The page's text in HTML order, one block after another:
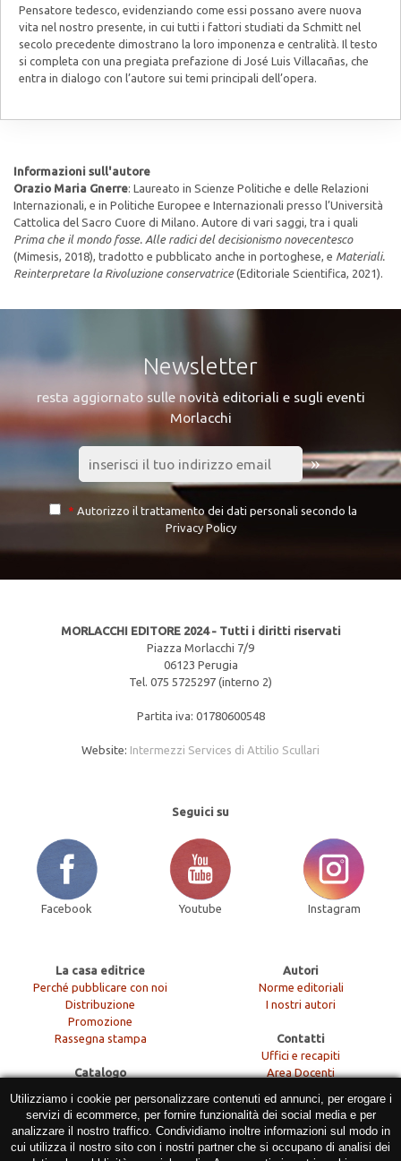
Pensatore tedesco, evidenziando come essi possano avere nuova
vita nel nostro presente, in cui tutti i fattori studiati da Schmitt nel
secolo precedente dimostrano la loro imponenza e centralità. Il testo
si completa con una pregiata prefazione di José Luis Villacañas, che
entra in dialogo con l’autore sui temi principali dell’opera.
Informazioni sull'autore
Orazio Maria Gnerre: Laureato in Scienze Politiche e delle Relazioni
Internazionali, e in Politiche Europee e Internazionali presso l’Università
Cattolica del Sacro Cuore di Milano. Autore di vari saggi, tra i quali
Prima che il mondo fosse. Alle radici del decisionismo novecentesco
(Mimesis, 2018), tradotto e pubblicato anche in portoghese, e Materiali.
Reinterpretare la Rivoluzione conservatrice(Editoriale Scientifica, 2021).
Newsletter
resta aggiornato sulle novità editoriali e sugli eventi
Morlacchi
»
* Autorizzo il trattamento dei dati personali secondo la
Privacy Policy
MORLACCHI EDITORE 2024 - Tutti i diritti riservati
Piazza Morlacchi 7/9
06123 Perugia
Tel. 075 5725297 (interno 2)
Partita iva: 01780600548
Website: Intermezzi Services di Attilio Scullari
Seguici su
Facebook Youtube Instagram
La casa editrice
Perché pubblicare con noi
Distribuzione
Promozione
Rassegna stampa
Catalogo
Le riviste
Aree disciplinari
Autori
Norme editoriali
I nostri autori
Contatti
Uffici e recapiti
Area Docenti
Morlacchi Varia
Libreria Morlacchi
Utilizziamo i cookie per personalizzare contenuti ed annunci, per erogare i
servizi di ecommerce, per fornire funzionalità dei social media e per
analizzare il nostro traffico. Condividiamo inoltre informazioni sul modo in
cui utilizza il nostro sito con i nostri partner che si occupano di analisi dei